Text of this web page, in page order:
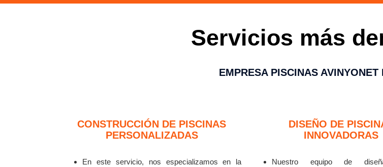
Servicios más
EMPRESA PISCINAS AVINYONET
CONSTRUCCIÓN DE PISCINAS
PERSONALIZADAS
En este servicio, nos especializamos en la
DISEÑO DE
INNOVADORAS
Nuestro equipo de